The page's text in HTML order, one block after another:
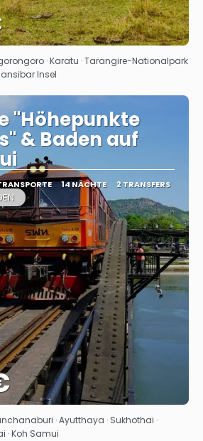
Sehen· Karatu · Tarangire-Nationalpark
Insel
"Höhepunkte
& Baden auf
14 NÄCHTE 2 TRANSFERS
Sehen· Ayutthaya · Sukhothai ·
· Koh Samui